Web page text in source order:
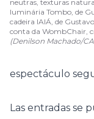
neutras, texturas
luminária Tombo, de
cadeira IAIÁ, de
conta da WombChair,
(Denilson Machado/
espectáculo
Las entradas se